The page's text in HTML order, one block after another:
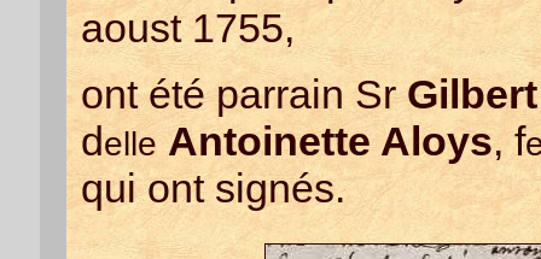
aoust 1755,
ont été parrain Sr
delle Antoinette Aloys, f
qui ont signés.